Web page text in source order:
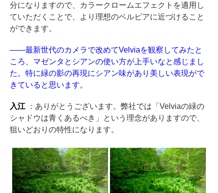
分になりますので、カラークロームエフェクトを適用し
ていただくことで、より理想のベルビアに近づけること
ができます。
——最新世代のカメラで改めてVelviaを観察してみたと
ころ、マゼンタとシアンの使い方が上手いなと感じまし
た。特に緑の影の再現にシアン味があり美しい表現がで
きていると思います。
入江
：ありがとうございます。弊社では「Velviaの緑の
シャドウは青くあるべき」という理念がありますので、
狙いどおりの特性になります。